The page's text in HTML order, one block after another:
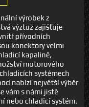
výrobek z
výztuž zajišťuje
přívodních
konektory velmi
kapalině,
motorového
systémech
nabízí největší výběr
vám s námi jistě
nebo chladicí systém.